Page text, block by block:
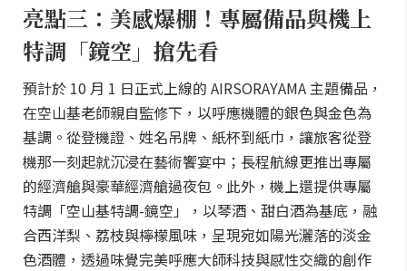
亮點三：美感爆棚！專屬備品與機上
特調「鏡空」搶先看
預計於 10 月 1 日正式上線的 AIRSORAYAMA 主題備品，
在空山基老師親自監修下，以呼應機體的銀色與金色為
基調。從登機證、姓名吊牌、紙杯到紙巾，讓旅客從登
機那一刻起就沉浸在藝術饗宴中；長程航線更推出專屬
的經濟艙與豪華經濟艙過夜包。此外，機上還提供專屬
特調「空山基特調-鏡空」，以琴酒、甜白酒為基底，融
合西洋梨、荔枝與檸檬風味，呈現宛如陽光灑落的淡金
色酒體，透過味覺完美呼應大師科技與感性交織的創作